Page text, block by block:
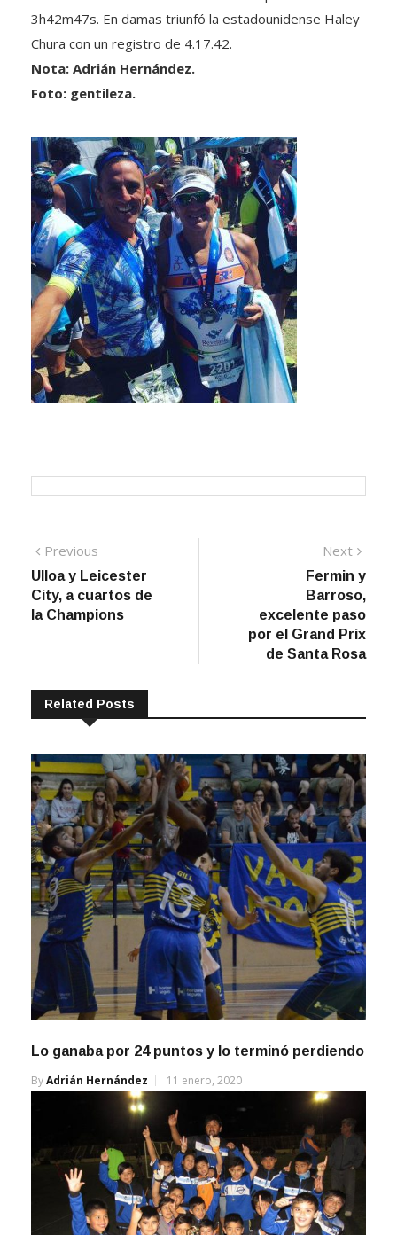
3h42m47s. En damas triunfó la estadounidense Haley
Chura con un registro de 4.17.42.
Nota: Adrián Hernández.
Foto: gentileza.
Navegación
de
entradas
Previous
post:
Ulloa y Leicester
City, a cuartos de
la Champions
Next
post:
Fermin y
Barroso,
excelente paso
por el Grand Prix
de Santa Rosa
Related Posts
Lo ganaba por 24 puntos y lo terminó perdiendo
ByAdrián Hernández 11 enero, 2020